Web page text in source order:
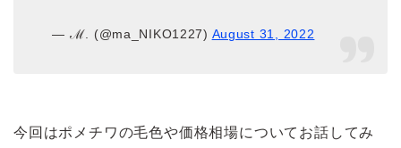
— ℳ. (@ma_NIKO1227) August 31, 2022
今回はポメチワの毛色や価格相場についてお話してみ